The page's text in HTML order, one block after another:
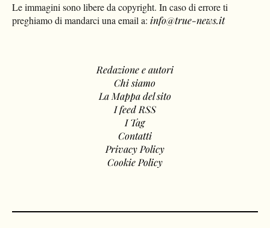
Le immagini sono libere da copyright. In caso di errore ti
preghiamo di mandarci una email a: info@true-news.it
Redazione e autori
Chi siamo
La Mappa del sito
I feed RSS
I Tag
Contatti
Privacy Policy
Cookie Policy